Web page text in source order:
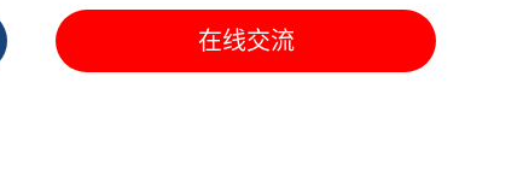
在线交流